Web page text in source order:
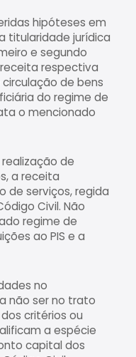
hipóteses em
titularidade jurídica
e segundo
respectiva
de bens
do regime de
o mencionado
de
a receita
de serviços, regida
Civil. Não
regime de
ao PIS e a
no
não ser no trato
critérios ou
a espécie
capital dos